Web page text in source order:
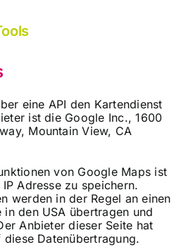
eine API den Kartendienst
ist die Google Inc., 1600
Mountain View, CA
von Google Maps ist
Adresse zu speichern.
werden in der Regel an einen
den USA übertragen und
Anbieter dieser Seite hat
diese Datenübertragung.